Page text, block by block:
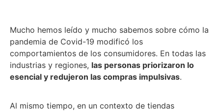
Mucho hemos leído y mucho sabemos sobre cómo la
pandemia de Covid-19 modificó los
comportamientos de los consumidores. En todas las
industrias y regiones, las personas priorizaron lo
esencial y redujeron las compras impulsivas.
Al mismo tiempo, en un contexto de tiendas